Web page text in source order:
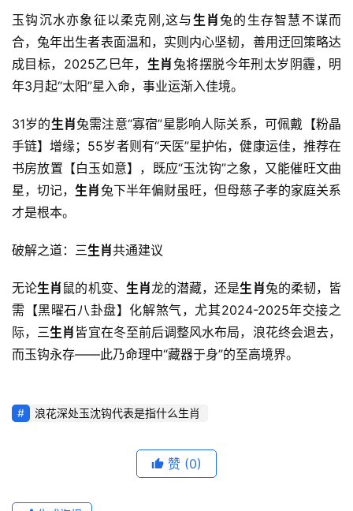
玉钩沉水亦象征以柔克刚,这与生肖兔的生存智慧不谋而
合，兔年出生者表面温和，实则内心坚韧，善用迂回策略达
成目标，2025乙巳年， 生肖兔将摆脱今年刑太岁阴霾，明
年3月起“太阳”星入命，事业运渐入佳境。
31岁的生肖兔需注意“寡宿”星影响人际关系，可佩戴【粉晶
手链】增缘；55岁者则有“天医”星护佑，健康运佳，推荐在
书房放置【白玉如意】，既应“玉沈钩”之象，又能催旺文曲
星，切记，生肖兔下半年偏财虽旺，但母慈子孝的家庭关系
才是根本。
破解之道：三生肖共通建议
无论生肖 鼠的机变、 生肖龙的潜藏，还是生肖兔的柔韧，皆
需【黑曜石八卦盘】化解煞气，尤其2024-2025年交接之
际，三生肖 皆宜在冬至前后调整风水布局，浪花终会退去，
而玉钩永存——此乃命理中“藏器于身”的至高境界。
浪花深处玉沈钩代表是指什么生肖
赞 (0)